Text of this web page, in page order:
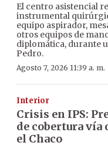
El centro asistencial
instrumental
equipo aspirador,
otros equipos de
diplomática, durante
Pedro.
Agosto 7, 2026 11:39 a. m.
Interior
Crisis en IPS:
de cobertura vía
el Chaco